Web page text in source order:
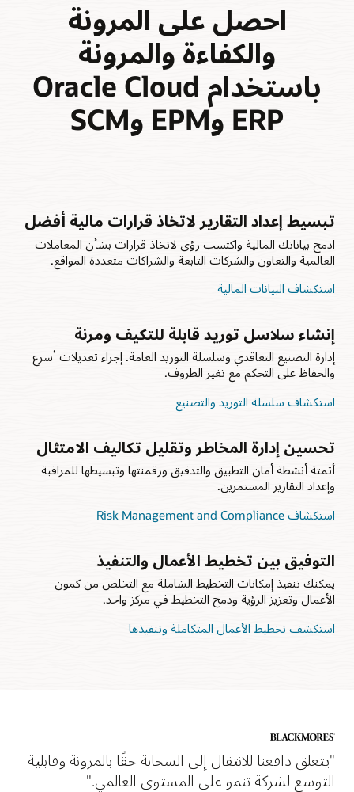
احصل على المرونة
والكفاءة والمرونة
باستخدام Oracle Cloud
ERP وEPM وSCM
تبسيط إعداد التقارير لاتخاذ قرارات مالية أفضل
ادمج بياناتك المالية واكتسب رؤى لاتخاذ قرارات بشأن المعاملات
العالمية والتعاون والشركات التابعة والشراكات متعددة المواقع.
استكشاف البيانات المالية
إنشاء سلاسل توريد قابلة للتكيف ومرنة
إدارة التصنيع التعاقدي وسلسلة التوريد العامة. إجراء تعديلات أسرع
والحفاظ على التحكم مع تغير الظروف.
استكشاف سلسلة التوريد والتصنيع
تحسين إدارة المخاطر وتقليل تكاليف الامتثال
أتمتة أنشطة أمان التطبيق والتدقيق ورقمنتها وتبسيطها للمراقبة
وإعداد التقارير المستمرين.
استكشاف Risk Management and Compliance
التوفيق بين تخطيط الأعمال والتنفيذ
يمكنك تنفيذ إمكانات التخطيط الشاملة مع التخلص من كمون
الأعمال وتعزيز الرؤية ودمج التخطيط في مركز واحد.
استكشف تخطيط الأعمال المتكاملة وتنفيذها
"يتعلق دافعنا للانتقال إلى السحابة حقًا بالمرونة وقابلية
التوسع لشركة تنمو على المستوى العالمي."